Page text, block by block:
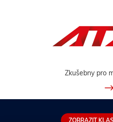
Zkušebny pro
ZOBRAZIT